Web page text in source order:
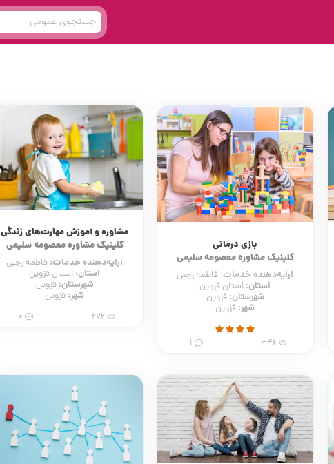
بازی درمانی
کلینیک مشاوره معصومه سلیمی
ارایه‌دهنده خدمات: فاطمه رجبی
استان: استان قزوین
شهرستان:قزوین
شهر: قزوین
346
مشاوره و آموزش مهارت‌های زندگی
کلینیک مشاوره معصومه سلیمی
ارایه‌دهنده خدمات: فاطمه رجبی
استان: استان قزوین
شهرستان:قزوین
شهر: قزوین
272